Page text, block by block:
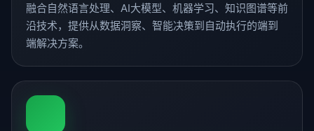
融合自然语言处理、AI大模型、机器学习、知识图谱等前
沿技术，提供从数据洞察、智能决策到自动执行的端到
端解决方案。